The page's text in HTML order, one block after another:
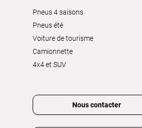
Pneus 4 saisons
Pneus été
Voiture de tourisme
Camionnette
4x4 et SUV
Nous contacter